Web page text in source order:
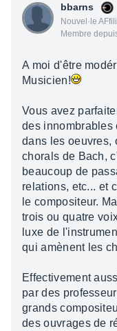
bbarns
Nouvel·le
Membre
A moi d'être
Musicien!
Vous avez
des innombrables
dans les oeuvres,
chorals de Bach,
beaucoup de
relations, etc... et
le compositeur.
trois ou quatre
luxe de
qui amènent les
Effectivement
par des
grands
des ouvrages de